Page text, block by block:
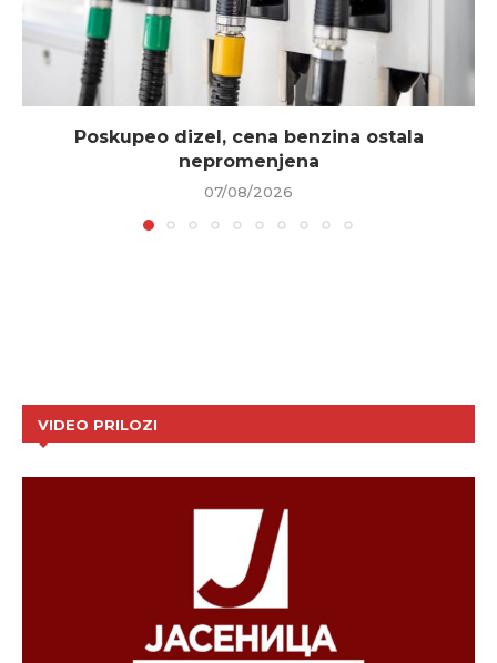
Poskupeo dizel, cena benzina ostala
nepromenjena
07/08/2026
VIDEO PRILOZI